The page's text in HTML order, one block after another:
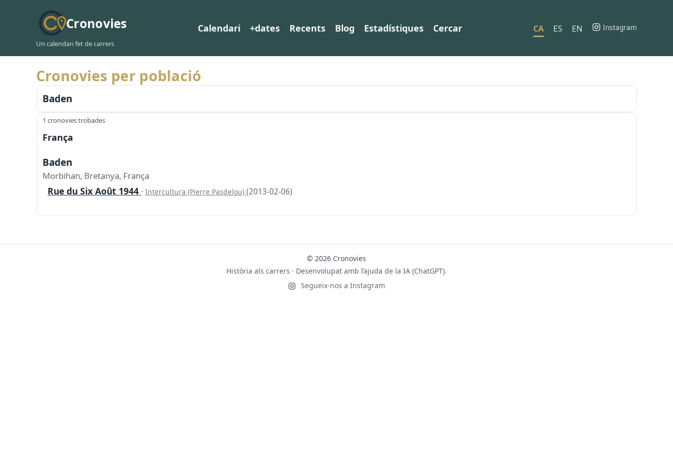
Cronovies
Un calendari fet de carrers
Calendari +dates Recents Blog Estadístiques Cercar CA ES EN Instagram
Cronovies per població
Baden
1 cronovies trobades
França
Baden
Morbihan, Bretanya, França
Rue du Six Août 1944 · Intercultura (Pierre Pasdelou) (2013-02-06)
© 2026 Cronovies
Història als carrers · Desenvolupat amb l’ajuda de la IA (ChatGPT).
Segueix-nos a Instagram